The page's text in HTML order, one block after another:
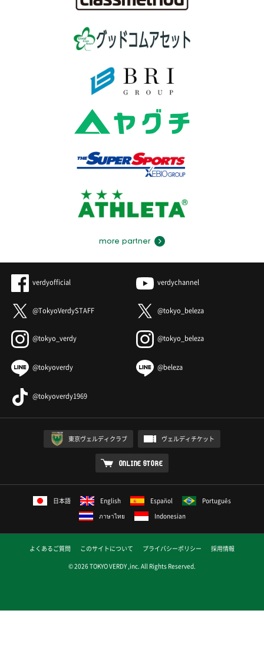
more partner
verdyofficial verdychannel
@TokyoVerdySTAFF @tokyo_beleza
@tokyo_verdy @tokyo_beleza
@tokyoverdy @beleza
@tokyoverdy1969
東京ヴェルディクラブ ヴェルディチケット
ONLINE STORE
日本語 English Español
Português
ภาษาไทย
Indonesian
よくあるご質問 このサイトについて プライバシーポリシー
採用情報
© 2026 TOKYO VERDY ,inc. All Rights Reserved.